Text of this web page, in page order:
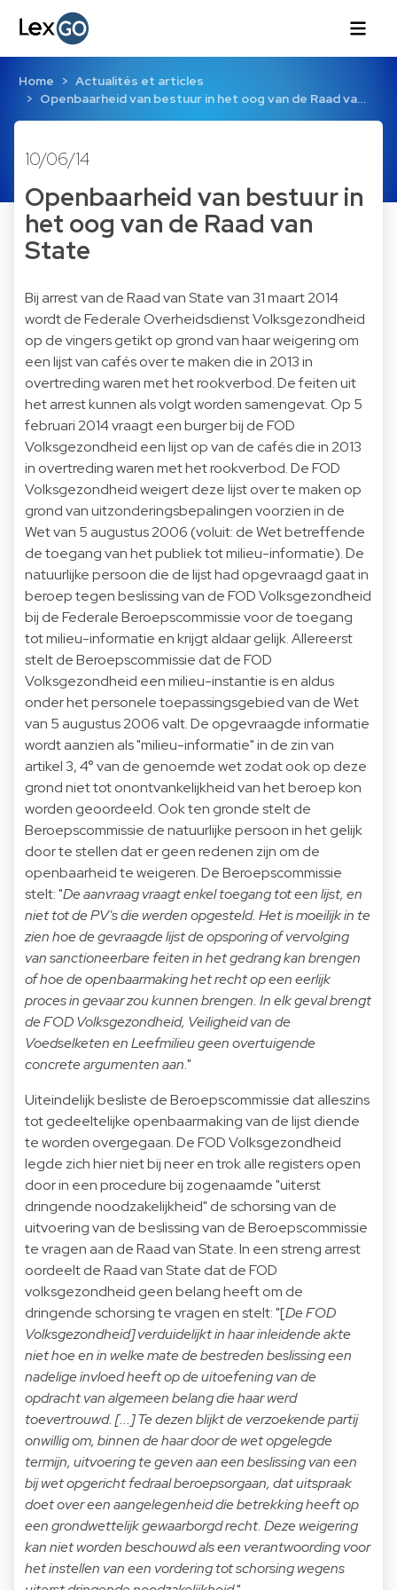
Home
Actualités et articles
Openbaarheid van bestuur in het oog van de Raad va…
10/06/14
Openbaarheid van bestuur in
het oog van de Raad van
State
Bij arrest van de Raad van State van 31 maart 2014
wordt de Federale Overheidsdienst Volksgezondheid
op de vingers getikt op grond van haar weigering om
een lijst van cafés over te maken die in 2013 in
overtreding waren met het rookverbod. De feiten uit
het arrest kunnen als volgt worden samengevat. Op 5
februari 2014 vraagt een burger bij de FOD
Volksgezondheid een lijst op van de cafés die in 2013
in overtreding waren met het rookverbod. De FOD
Volksgezondheid weigert deze lijst over te maken op
grond van uitzonderingsbepalingen voorzien in de
Wet van 5 augustus 2006 (voluit: de Wet betreffende
de toegang van het publiek tot milieu-informatie). De
natuurlijke persoon die de lijst had opgevraagd gaat in
beroep tegen beslissing van de FOD Volksgezondheid
bij de Federale Beroepscommissie voor de toegang
tot milieu-informatie en krijgt aldaar gelijk. Allereerst
stelt de Beroepscommissie dat de FOD
Volksgezondheid een milieu-instantie is en aldus
onder het personele toepassingsgebied van de Wet
van 5 augustus 2006 valt. De opgevraagde informatie
wordt aanzien als "milieu-informatie" in de zin van
artikel 3, 4° van de genoemde wet zodat ook op deze
grond niet tot onontvankelijkheid van het beroep kon
worden geoordeeld. Ook ten gronde stelt de
Beroepscommissie de natuurlijke persoon in het gelijk
door te stellen dat er geen redenen zijn om de
openbaarheid te weigeren. De Beroepscommissie
stelt: "De aanvraag vraagt enkel toegang tot een lijst, en
niet tot de PV's die werden opgesteld. Het is moeilijk in te
zien hoe de gevraagde lijst de opsporing of vervolging
van sanctioneerbare feiten in het gedrang kan brengen
of hoe de openbaarmaking het recht op een eerlijk
proces in gevaar zou kunnen brengen. In elk geval brengt
de FOD Volksgezondheid, Veiligheid van de
Voedselketen en Leefmilieu geen overtuigende
concrete argumenten aan."
Uiteindelijk besliste de Beroepscommissie dat alleszins
tot gedeeltelijke openbaarmaking van de lijst diende
te worden overgegaan. De FOD Volksgezondheid
legde zich hier niet bij neer en trok alle registers open
door in een procedure bij zogenaamde "uiterst
dringende noodzakelijkheid" de schorsing van de
uitvoering van de beslissing van de Beroepscommissie
te vragen aan de Raad van State. In een streng arrest
oordeelt de Raad van State dat de FOD
volksgezondheid geen belang heeft om de
dringende schorsing te vragen en stelt: "[De FOD
Volksgezondheid] verduidelijkt in haar inleidende akte
niet hoe en in welke mate de bestreden beslissing een
nadelige invloed heeft op de uitoefening van de
opdracht van algemeen belang die haar werd
toevertrouwd. [...] Te dezen blijkt de verzoekende partij
onwillig om, binnen de haar door de wet opgelegde
termijn, uitvoering te geven aan een beslissing van een
bij wet opgericht fedraal beroepsorgaan, dat uitspraak
doet over een aangelegenheid die betrekking heeft op
een grondwettelijk gewaarborgd recht. Deze weigering
kan niet worden beschouwd als een verantwoording voor
het instellen van een vordering tot schorsing wegens